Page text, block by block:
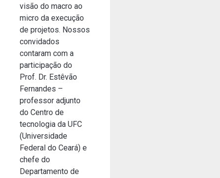
visão do macro ao
micro da execução
de projetos. Nossos
convidados
contaram com a
participação do
Prof. Dr. Estêvão
Fernandes –
professor adjunto
do Centro de
tecnologia da UFC
(Universidade
Federal do Ceará) e
chefe do
Departamento de